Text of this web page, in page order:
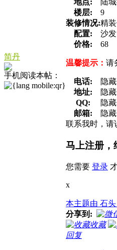
简丹
手机阅读本帖：
楼层:
9
装修情况:精
配置:
沙
价格:
68
温馨提示： 请
电话: 隐
地址:
隐
QQ:
隐
邮箱:
隐
联系我时，请
马上注册，
您需要 登录
x
本主题由 石头
分享到:
收藏
回复